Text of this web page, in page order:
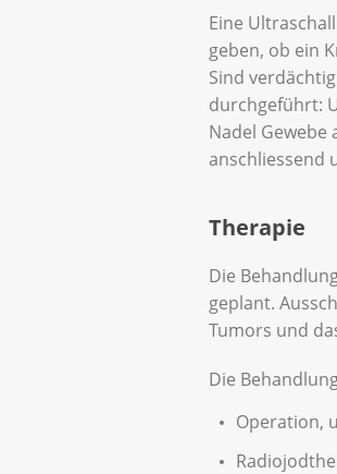
Eine
geben, ob ein
Sind
durchgeführt:
Nadel Gewebe
anschliessend
Therapie
Die
geplant.
Tumors und
Die
Operation,